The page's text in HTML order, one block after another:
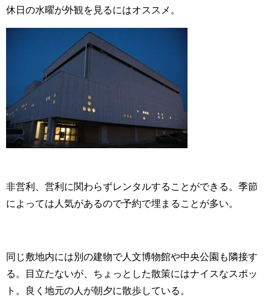
休日の水曜が外観を見るにはオススメ。
非営利、営利に関わらずレンタルすることができる。季節
によっては人気があるので予約で埋まることが多い。
同じ敷地内には別の建物で人文博物館や中央公園も隣接す
る。目立たないが、ちょっとした散策にはナイスなスポッ
ト。良く地元の人が朝夕に散歩している。